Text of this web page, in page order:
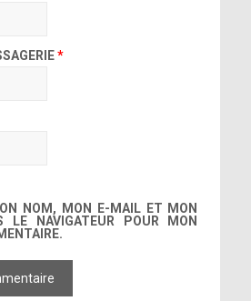
*
NOM, MON E-MAIL ET MON
LE NAVIGATEUR POUR MON